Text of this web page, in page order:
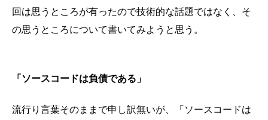
回は思うところが有ったので技術的な話題ではなく、そ
の思うところについて書いてみようと思う。
「ソースコードは負債である」
流行り言葉そのままで申し訳無いが、「ソースコードは